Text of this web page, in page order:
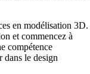
en modélisation 3D.
et commencez à
compétence
dans le design